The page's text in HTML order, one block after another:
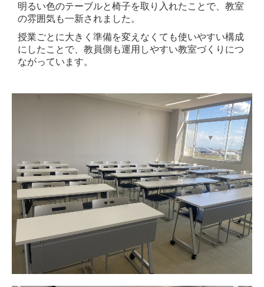
明るい色のテーブルと椅子を取り入れたことで、教室
の雰囲気も一新されました。
授業ごとに大きく準備を変えなくても使いやすい構成
にしたことで、教員側も運用しやすい教室づくりにつ
ながっています。